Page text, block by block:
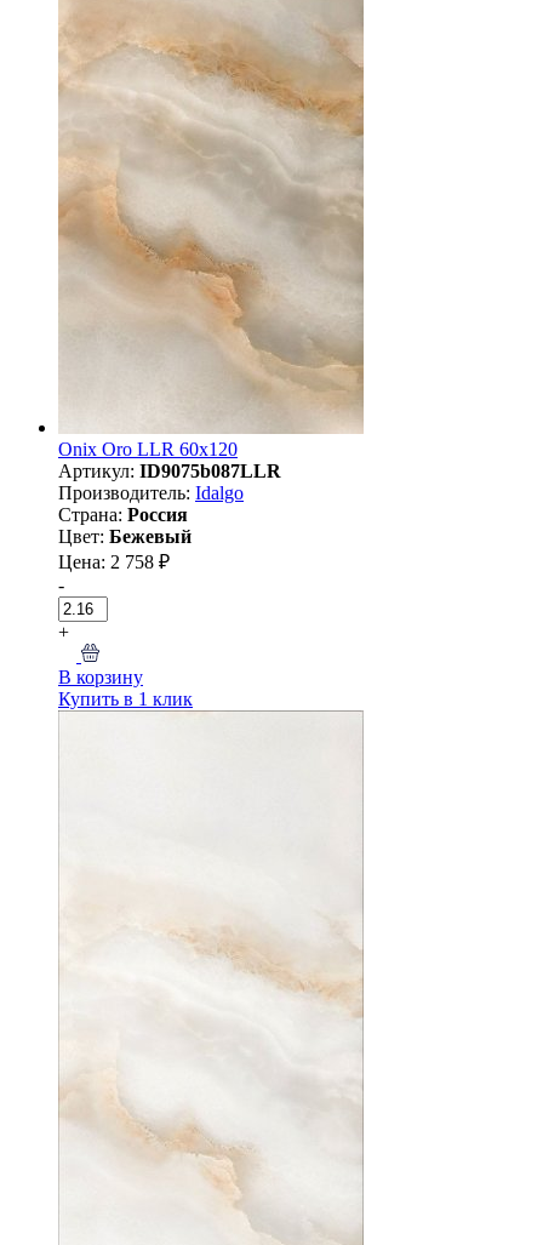
Onix Oro LLR 60x120
Артикул: ID9075b087LLR
Производитель: Idalgo
Страна: Россия
Цвет: Бежевый
Цена: 2 758 ₽
-
+
В корзину
Купить в 1 клик